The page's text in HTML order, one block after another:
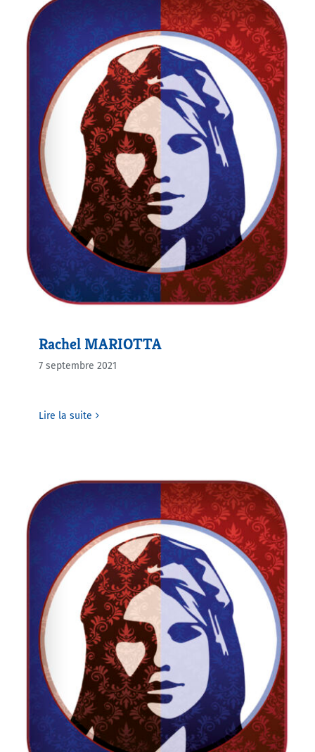
Rachel MARIOTTA
7 septembre 2021
Lire la suite